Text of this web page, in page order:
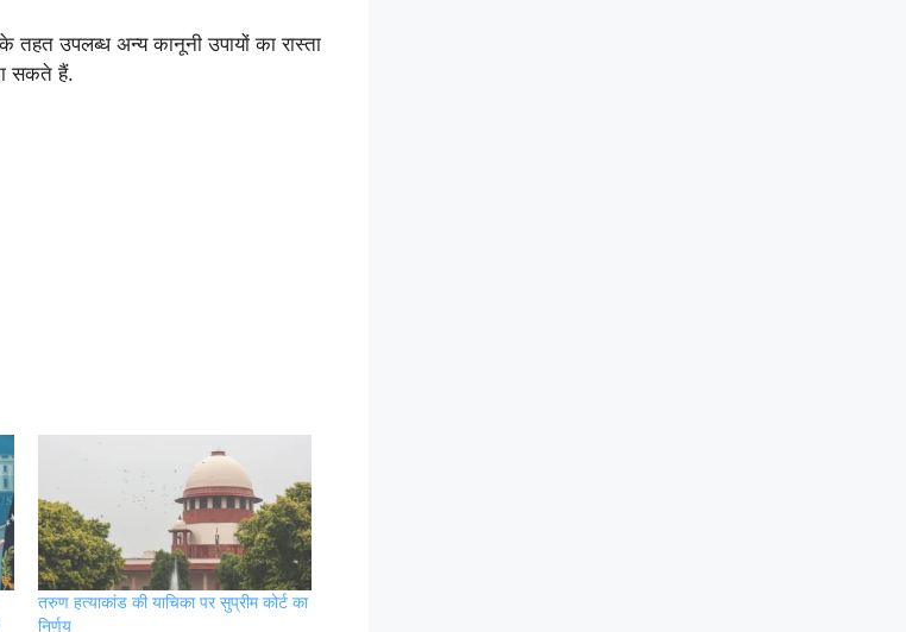
उपलब्ध अन्य कानूनी उपायों का रास्ता
सकते हैं.
तरुण हत्याकांड की याचिका पर सुप्रीम कोर्ट का
निर्णय